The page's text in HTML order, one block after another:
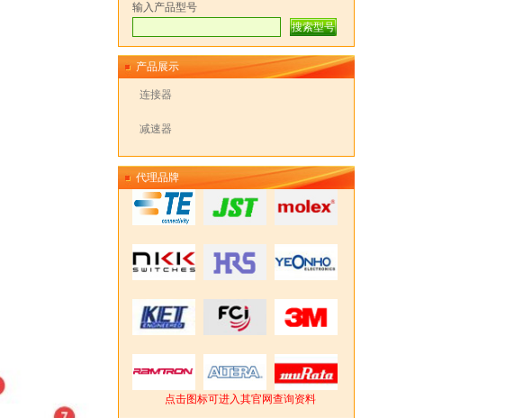
输入产品型号
产品展示
连接器
减速器
代理品牌
点击图标可进入其官网查询资料